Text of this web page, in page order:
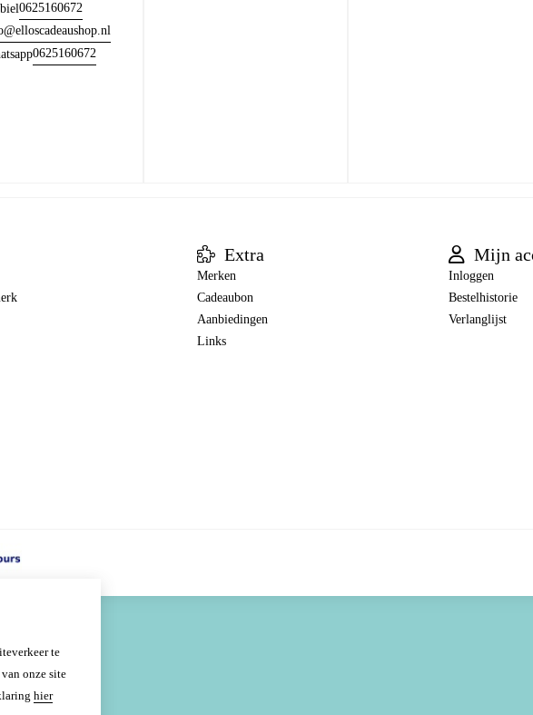
0625160672
0625160672
Extra
Merken
Cadeaubon
Aanbiedingen
Links
Mijn
Inloggen
Bestelhistorie
Verlanglijst
te
onze site
hier